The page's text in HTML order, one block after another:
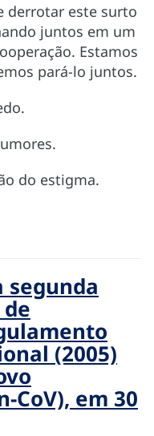
derrotar este surto
juntos em um
Estamos
pará-lo juntos.
do estigma.
segunda
(2005)
CoV), em 30